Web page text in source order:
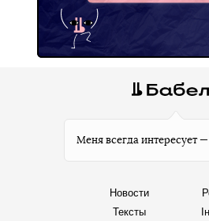
Меня всегда интересует —
Новости
Тексты